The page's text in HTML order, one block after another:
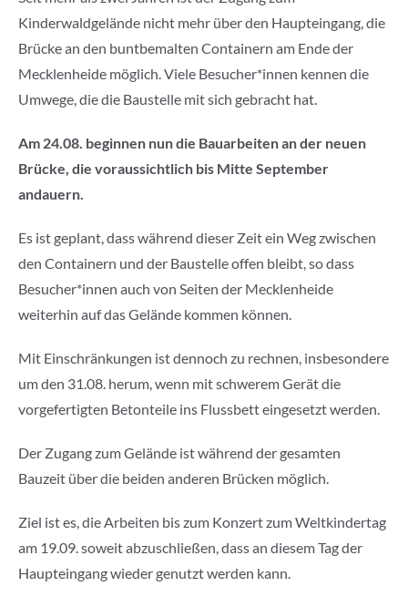
Kinderwaldgelände nicht mehr über den Haupteingang, die
Brücke an den buntbemalten Containern am Ende der
Mecklenheide möglich. Viele Besucher*innen kennen die
Umwege, die die Baustelle mit sich gebracht hat.
Am 24.08. beginnen nun die Bauarbeiten an der neuen
Brücke, die voraussichtlich bis Mitte September
andauern.
Es ist geplant, dass während dieser Zeit ein Weg zwischen
den Containern und der Baustelle offen bleibt, so dass
Besucher*innen auch von Seiten der Mecklenheide
weiterhin auf das Gelände kommen können.
Mit Einschränkungen ist dennoch zu rechnen, insbesondere
um den 31.08. herum, wenn mit schwerem Gerät die
vorgefertigten Betonteile ins Flussbett eingesetzt werden.
Der Zugang zum Gelände ist während der gesamten
Bauzeit über die beiden anderen Brücken möglich.
Ziel ist es, die Arbeiten bis zum Konzert zum Weltkindertag
am 19.09. soweit abzuschließen, dass an diesem Tag der
Haupteingang wieder genutzt werden kann.